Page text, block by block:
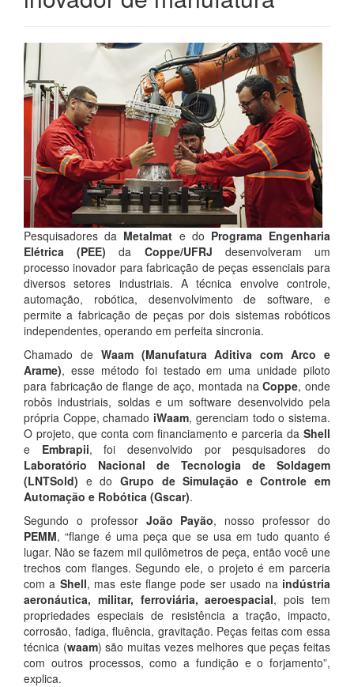
Pesquisadores da Metalmat e do Programa Engenharia
Elétrica (PEE) da Coppe/UFRJ desenvolveram um
processo inovador para fabricação de peças essenciais para
diversos setores industriais. A técnica envolve controle,
automação, robótica, desenvolvimento de software, e
permite a fabricação de peças por dois sistemas robóticos
independentes, operando em perfeita sincronia.
Chamado de Waam (Manufatura Aditiva com Arco e
Arame), esse método foi testado em uma unidade piloto
para fabricação de flange de aço, montada naCoppe, onde
robôs industriais, soldas e um software desenvolvido pela
própria Coppe, chamado iWaam, gerenciam todo o sistema.
O projeto, que conta com financiamento e parceria da Shell
e Embrapii, foi desenvolvido por pesquisadores do
Laboratório Nacional de Tecnologia de Soldagem
(LNTSold) e do Grupo de Simulação e Controle em
Automação e Robótica (Gscar).
Segundo o professor João Payão, nosso professor do
PEMM, “flange é uma peça que se usa em tudo quanto é
lugar. Não se fazem mil quilômetros de peça, então você une
trechos com flanges. Segundo ele, o projeto é em parceria
com a Shell, mas este flange pode ser usado na indústria
aeronáutica, militar, ferroviária, aeroespacial, pois tem
propriedades especiais de resistência a tração, impacto,
corrosão, fadiga, fluência, gravitação. Peças feitas com essa
técnica (waam) são muitas vezes melhores que peças feitas
com outros processos, como a fundição e o forjamento”,
explica.